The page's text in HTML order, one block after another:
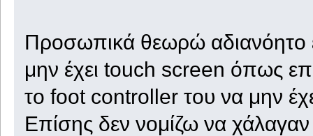
Προσωπικά θεωρώ αδιανόητο
μην έχει touch screen όπως
το foot controller του να μην
Επίσης δεν νομίζω να χάλαγαν